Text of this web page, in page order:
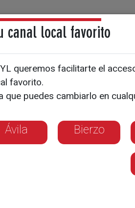
Directos Noticias
Angelina
Venecia
canal local favorito
queremos facilitarte el
favorito.
que puedes cambiarlo en
Ávila Bierzo